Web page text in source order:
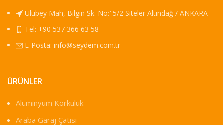
Ulubey Mah, Bilgin Sk. No:15/2 Siteler Altındağ / ANKARA
Tel: +90 537 366 63 58
E-Posta: info@seydem.com.tr
ÜRÜNLER
Alüminyum Korkuluk
Araba Garaj Çatısı